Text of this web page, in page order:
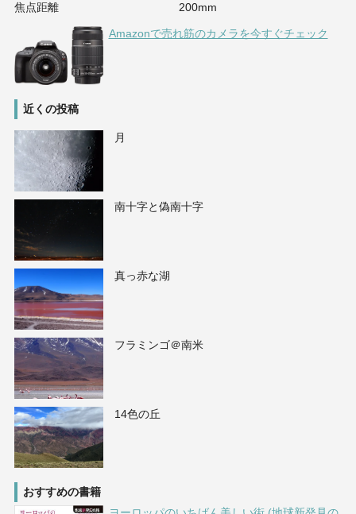
焦点距離 200mm
Amazonで売れ筋のカメラを今すぐチェック
近くの投稿
月
南十字と偽南十字
真っ赤な湖
フラミンゴ＠南米
14色の丘
おすすめの書籍